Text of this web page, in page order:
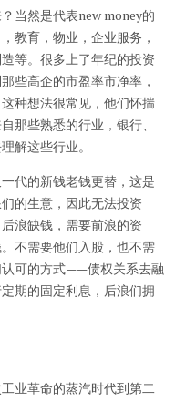
当然是代表new money的
教育，物业，企业服务，
等。很多上了年纪的投资
些高企的市盈率市净率，
种想法很常见，他们怀揣
那些熟悉的行业，银行、
解这些行业。
代的新钱老钱更替，这是
的生意，因此无法投资
浪缺钱，需要前浪的资
不需要他们入股，也不需
可的方式——债权关系去融
期的固定利息，后浪们拥
业革命的蒸汽时代到第二